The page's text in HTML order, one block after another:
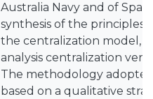
Australia Navy and of
synthesis of the principles
the centralization model,
analysis centralization
The methodology
based on a qualitative